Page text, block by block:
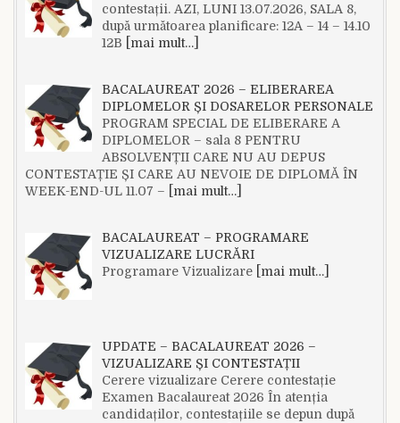
contestații. AZI, LUNI 13.07.2026, SALA 8,
după următoarea planificare: 12A – 14 – 14.10
12B
[mai mult…]
BACALAUREAT 2026 – ELIBERAREA
DIPLOMELOR ȘI DOSARELOR PERSONALE
PROGRAM SPECIAL DE ELIBERARE A
DIPLOMELOR – sala 8 PENTRU
ABSOLVENȚII CARE NU AU DEPUS
CONTESTAȚIE ȘI CARE AU NEVOIE DE DIPLOMĂ ÎN
WEEK-END-UL 11.07 –
[mai mult…]
BACALAUREAT – PROGRAMARE
VIZUALIZARE LUCRĂRI
Programare Vizualizare[mai mult…]
UPDATE – BACALAUREAT 2026 –
VIZUALIZARE ȘI CONTESTAȚII
Cerere vizualizare Cerere contestație
Examen Bacalaureat 2026 În atenția
candidaților, contestațiile se depun după